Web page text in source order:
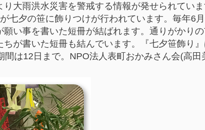
大雨洪水災害を警戒する情報が発せられていま
七夕の笹に飾りつけが行われています。毎年6
い事を書いた短冊が結ばれます。通りがかり
が書いた短冊も結んでいます。『七夕笹飾り
は12日まで。NPO法人表町おかみさん会(高田